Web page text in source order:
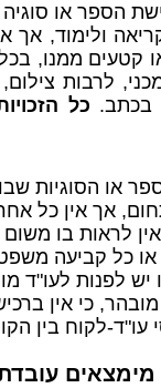
הספר או
ולימוד, אך
קטעים ממנו,
לרבות
בכתב. כל
או הסוגיות
אך אין כל
לראות בו משום
כל קביעה
יש לפנות לעו"ד
מובהר, כי אין
עו"ד-לקוח בין